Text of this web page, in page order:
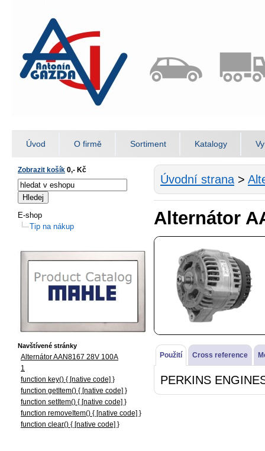
Úvod O firmě Sortiment Katalogy
Zobrazit košík 0,- Kč
E-shop
Tip na nákup
Navštívené stránky
Alternátor AAN8167 28V 100A
1
function key() { [native code] }
function getItem() { [native code] }
function setItem() { [native code] }
function removeItem() { [native code] }
function clear() { [native code] }
Úvodní strana >
Alternátor
Použití Cross reference
PERKINS